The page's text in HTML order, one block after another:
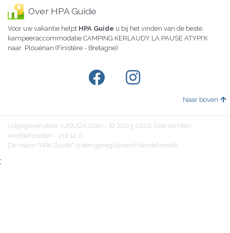
Over HPA Guide
Voor uw vakantie helpt HPA Guide u bij het vinden van de beste
kampeeraccommodatie CAMPING KERLAUDY LA PAUSE ATYPI'K
naar Plouénan (Finistère - Bretagne)
Naar boven
Uitgegeven door AJOUDA.Com - © 2003-2026 Alle rechten
voorbehouden - v12.12.0
De naam "HPA Guide" is een geregistreerd handelsmerk.
;